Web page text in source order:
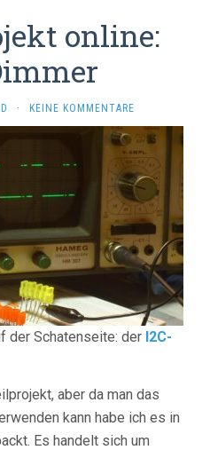
online:
· KEINE KOMMENTARE
der Schatenseite: der I2C-
aber da man das
kann habe ich es in
Es handelt sich um